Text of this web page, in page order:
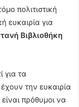
πολιτιστική
ευκαιρία για
Βιβλιοθήκη
για τα
την ευκαιρία
πρόθυμοι να